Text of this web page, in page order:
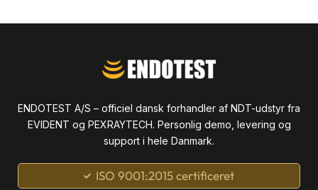
ENDOTEST A/S – officiel dansk forhandler af NDT-udstyr fra
EVIDENT og PEXRAYTECH. Personlig demo, levering og
support i hele Danmark.
ISO 9001:2015 certificeret